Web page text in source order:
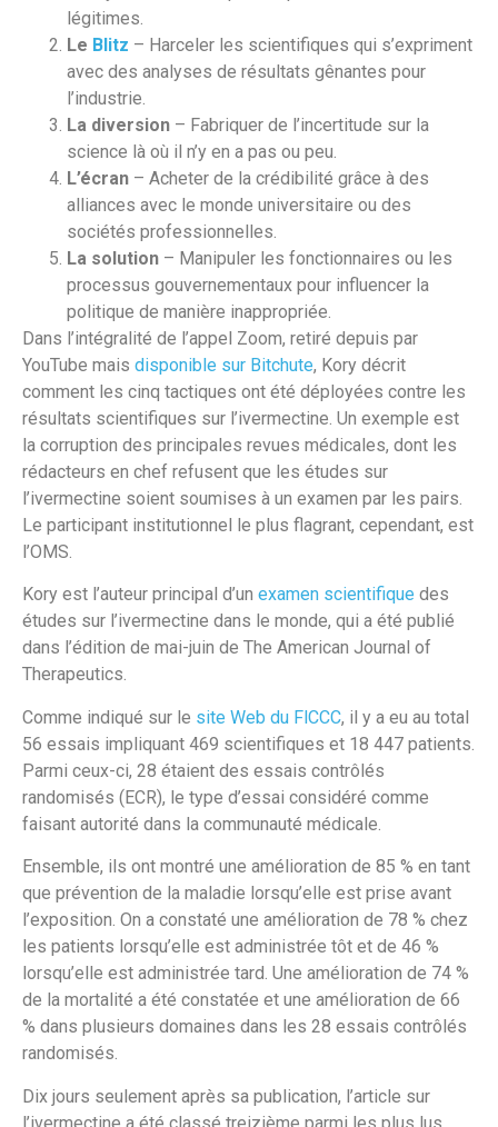
légitimes.
Le Blitz – Harceler les scientifiques qui s’expriment
avec des analyses de résultats gênantes pour
l’industrie.
La diversion – Fabriquer de l’incertitude sur la
science là où il n’y en a pas ou peu.
L’écran – Acheter de la crédibilité grâce à des
alliances avec le monde universitaire ou des
sociétés professionnelles.
La solution – Manipuler les fonctionnaires ou les
processus gouvernementaux pour influencer la
politique de manière inappropriée.
Dans l’intégralité de l’appel Zoom, retiré depuis par
YouTube mais disponible sur Bitchute, Kory décrit
comment les cinq tactiques ont été déployées contre les
résultats scientifiques sur l’ivermectine. Un exemple est
la corruption des principales revues médicales, dont les
rédacteurs en chef refusent que les études sur
l’ivermectine soient soumises à un examen par les pairs.
Le participant institutionnel le plus flagrant, cependant, est
l’OMS.
Kory est l’auteur principal d’un examen scientifique des
études sur l’ivermectine dans le monde, qui a été publié
dans l’édition de mai-juin de The American Journal of
Therapeutics.
Comme indiqué sur le site Web du FlCCC, il y a eu au total
56 essais impliquant 469 scientifiques et 18 447 patients.
Parmi ceux-ci, 28 étaient des essais contrôlés
randomisés (ECR), le type d’essai considéré comme
faisant autorité dans la communauté médicale.
Ensemble, ils ont montré une amélioration de 85 % en tant
que prévention de la maladie lorsqu’elle est prise avant
l’exposition. On a constaté une amélioration de 78 % chez
les patients lorsqu’elle est administrée tôt et de 46 %
lorsqu’elle est administrée tard. Une amélioration de 74 %
de la mortalité a été constatée et une amélioration de 66
% dans plusieurs domaines dans les 28 essais contrôlés
randomisés.
Dix jours seulement après sa publication, l’article sur
l’ivermectine a été classé treizième parmi les plus lus